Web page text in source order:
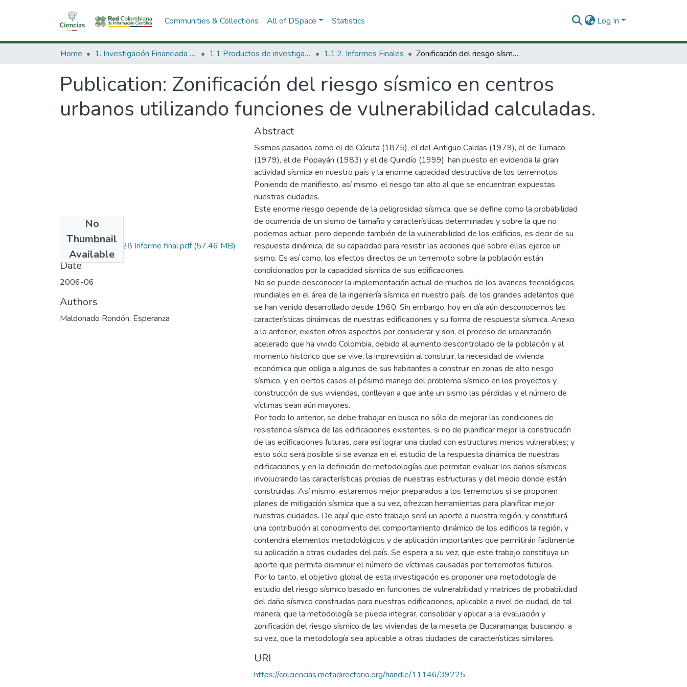
Communities & Collections All of DSpace Statistics Log In
Home 1. Investigación Financiada con Recursos Públicos 1.1 Productos de investigación 1.1.2. Informes Finales Zonificación del riesgo sísmico en centros urbanos utilizando funciones de vulnerabilidad calculadas.
Publication: Zonificación del riesgo sísmico en centros
urbanos utilizando funciones de vulnerabilidad calculadas.
No
Thumbnail
Available
1102-13-17728 Informe final.pdf(57.46 MB)
Date
2006-06
Authors
Maldonado Rondón, Esperanza
Abstract
Sismos pasados como el de Cúcuta (1875), el del Antiguo Caldas (1979), el de Tumaco
(1979), el de Popayán (1983) y el de Quindío (1999), han puesto en evidencia la gran
actividad sísmica en nuestro país y la enorme capacidad destructiva de los terremotos.
Poniendo de manifiesto, así mismo, el riesgo tan alto al que se encuentran expuestas
nuestras ciudades.
Este enorme riesgo depende de la peligrosidad sísmica, que se define como la probabilidad
de ocurrencia de un sismo de tamaño y características determinadas y sobre la que no
podemos actuar, pero depende también de la vulnerabilidad de los edificios, es decir de su
respuesta dinámica, de su capacidad para resistir las acciones que sobre ellas ejerce un
sismo. Es así como, los efectos directos de un terremoto sobre la población están
condicionados por la capacidad sísmica de sus edificaciones.
No se puede desconocer la implementación actual de muchos de los avances tecnológicos
mundiales en el área de la ingeniería sísmica en nuestro país, de los grandes adelantos que
se han venido desarrollado desde 1960. Sin embargo, hoy en día aún desconocemos las
características dinámicas de nuestras edificaciones y su forma de respuesta sísmica. Anexo
a lo anterior, existen otros aspectos por considerar y son, el proceso de urbanización
acelerado que ha vivido Colombia, debido al aumento descontrolado de la población y al
momento histórico que se vive, la imprevisión al construir, la necesidad de vivienda
económica que obliga a algunos de sus habitantes a construir en zonas de alto riesgo
sísmico, y en ciertos casos el pésimo manejo del problema sísmico en los proyectos y
construcción de sus viviendas, conllevan a que ante un sismo las pérdidas y el número de
víctimas sean aún mayores.
Por todo lo anterior, se debe trabajar en busca no sólo de mejorar las condiciones de
resistencia sísmica de las edificaciones existentes, si no de planificar mejor la construcción
de las edificaciones futuras, para así lograr una ciudad con estructuras menos vulnerables; y
esto sólo será posible si se avanza en el estudio de la respuesta dinámica de nuestras
edificaciones y en la definición de metodologías que permitan evaluar los daños sísmicos
involucrando las características propias de nuestras estructuras y del medio donde están
construidas. Así mismo, estaremos mejor preparados a los terremotos si se proponen
planes de mitigación sísmica que a su vez, ofrezcan herramientas para planificar mejor
nuestras ciudades. De aquí que este trabajo será un aporte a nuestra región, y constituirá
una contribución al conocimiento del comportamiento dinámico de los edificios la región, y
contendrá elementos metodológicos y de aplicación importantes que permitirán fácilmente
su aplicación a otras ciudades del país. Se espera a su vez, que este trabajo constituya un
aporte que permita disminuir el número de víctimas causadas por terremotos futuros.
Por lo tanto, el objetivo global de esta investigación es proponer una metodología de
estudio del riesgo sísmico basado en funciones de vulnerabilidad y matrices de probabilidad
del daño sísmico construidas para nuestras edificaciones, aplicable a nivel de ciudad, de tal
manera, que la metodología se pueda integrar, consolidar y aplicar a la evaluación y
zonificación del riesgo sísmico de las viviendas de la meseta de Bucaramanga; buscando, a
su vez, que la metodología sea aplicable a otras ciudades de características similares.
URI
https://colciencias.metadirectorio.org/handle/11146/39225